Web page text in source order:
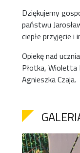
Dziękujemy
państwu
ciepłe przyjęcie i
Opiekę nad
Płotka, Wioletta
Agnieszka Czaja.